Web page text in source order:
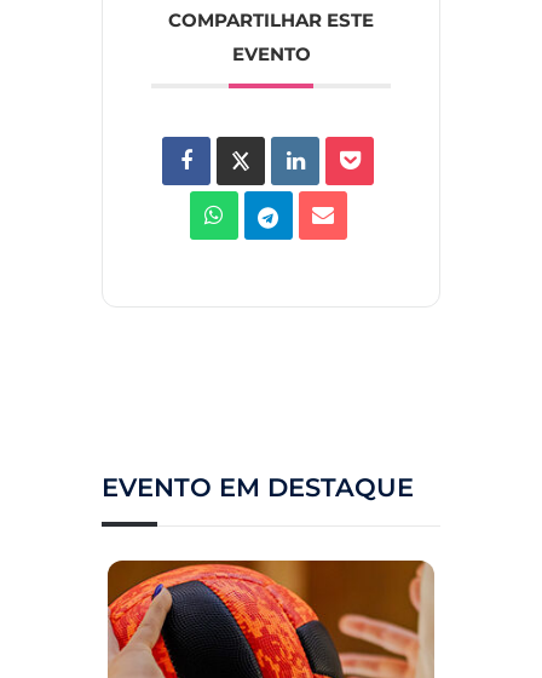
COMPARTILHAR ESTE
EVENTO
EVENTO EM DESTAQUE